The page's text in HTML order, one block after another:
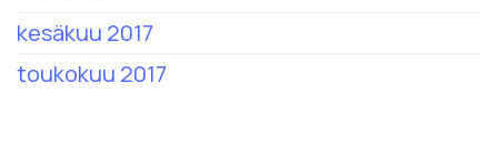
kesäkuu 2017
toukokuu 2017